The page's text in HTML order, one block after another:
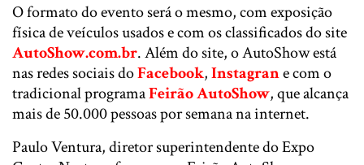
O formato do evento será o mesmo, com exposição
física de veículos usados e com os classificados do site
AutoShow.com.br. Além do site, o AutoShow está
nas redes sociais doFacebook,Instagrane com o
tradicional programaFeirão AutoShow, que alcança
mais de 50.000 pessoas por semana na internet.
Paulo Ventura, diretor superintendente do Expo